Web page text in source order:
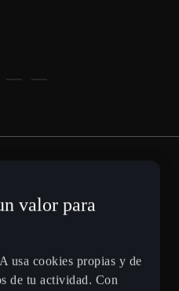
valor para
usa cookies propias y de
de tu actividad. Con